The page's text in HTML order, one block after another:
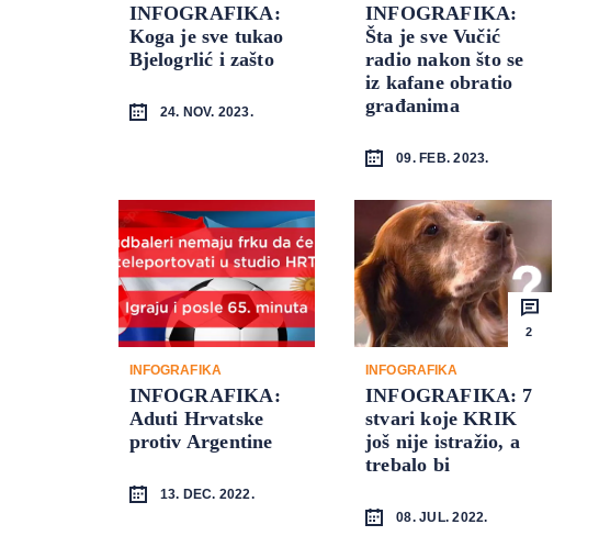
INFOGRAFIKA:
Koga je sve tukao
Bjelogrlić i zašto
24. NOV. 2023.
INFOGRAFIKA:
Šta je sve Vučić
radio nakon što se
iz kafane obratio
građanima
09. FEB. 2023.
INFOGRAFIKA
INFOGRAFIKA:
Aduti Hrvatske
protiv Argentine
13. DEC. 2022.
2
INFOGRAFIKA
INFOGRAFIKA: 7
stvari koje KRIK
još nije istražio, a
trebalo bi
08. JUL. 2022.